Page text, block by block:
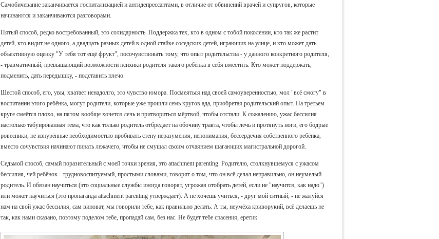
Самобичевание заканчивается госпитализацией и антидепрессантами, в отличие от обвинений врачей и супругов, которые
начинаются и заканчиваются разговорами.
Пятый способ, редко востребованный, это солидарность. Поддержка тех, кто в одном с тобой поколении, кто так же растит
детей, кто видит не одного, а двадцать разных детей в одной стайке соседских детей, играющих на улице, и кто может дать
объективную оценку "У тебя тот ещё фрукт", посочувствовать тому, что опыт родительства - у данного конкретного родителя,
- травматичный, превышающий возможности психики родителя такого ребёнка в себя вместить. Кто может поддержать,
подменить, дать передышку, - подставить плечо.
Шестой способ, его, увы, хватает ненадолго, это чувство юмора. Посмеяться над своей самоуверенностью, мол "всё смогу" в
воспитании этого ребёнка, могут родители, которые уже прошли семь кругов ада, приобретая родительский опыт. На третьем
круге смеётся плохо, на пятом вообще хочется лечь и притвориться мёртвой, чтобы отстали. К сожалению, ужас бессилия
настолько табуированная тема, что как только родитель отбредает на обочину тракта, чтобы лечь и протянуть ноги, его бодрые
ровесники, не изнурённые необходимостью пробивать стену неразумения, непонимания, бессердечия собственного ребёнка,
вместо сочувствия начинают пинать лежачего, чтобы не смущал своим отчаянием шагающих магистральной дорогой.
Седьмой способ, самый поразительный с моей точки зрения, это attachment parenting. Родителю, столкнувшемуся с ужасом
бессилия, чей ребёнок - трудновоспитуемый, простыми словами, говорят о том, что он всё делал неправильно, он неумелый
родитель. И обязан научиться (это социальные службы иногда говорят, угрожая отобрать детей, если не "научится, как надо")
или может научиться (это пропаганда attachment parenting утверждает). А не хочешь учиться, - друг мой ситный, - не жалуйся
нам на свой ужас бессилия, сам виноват, мы говорили тебе, как правильно делать. А ты, неумёха криворукий, всё делаешь не
так, как нами сказано, поэтому поделом тебе, пропадай сам, без нас. Не будет тебе спасения, еретик.